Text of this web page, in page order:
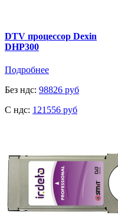
DTV процессор Dexin
DHP300
Подробнее
Без ндс: 98826 руб
C ндс: 121556 руб